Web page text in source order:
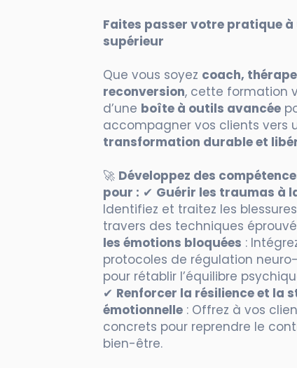
Faites passer votre pratique à
supérieur
Que vous soyez coach,
reconversion, cette formation
d’une boîte à outils avancée
accompagner vos clients vers
transformation durable et
🚀 Développez des
pour : ✔ Guérir les traumas à
Identifiez et traitez les
travers des techniques
les émotions bloquées :
protocoles de régulation
pour rétablir l’équilibre
✔ Renforcer la résilience et la
émotionnelle : Offrez à vos
concrets pour reprendre le
bien-être.